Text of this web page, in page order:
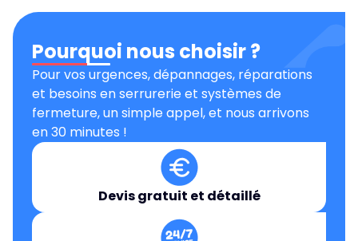
Pourquoi nous choisir ?
Pour vos urgences, dépannages, réparations
et besoins en serrurerie et systèmes de
fermeture, un simple appel, et nous arrivons
en 30 minutes !
Devis gratuit et détaillé